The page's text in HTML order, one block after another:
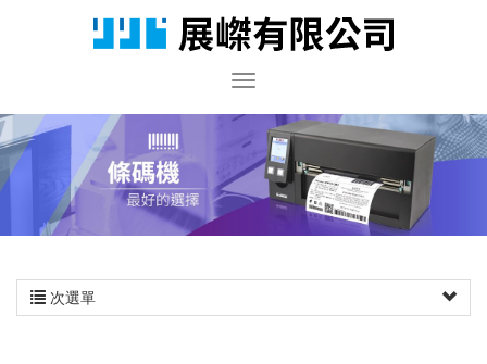
次選單